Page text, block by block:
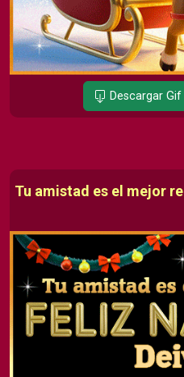
Descargar Gif
Tu amistad es el mejor